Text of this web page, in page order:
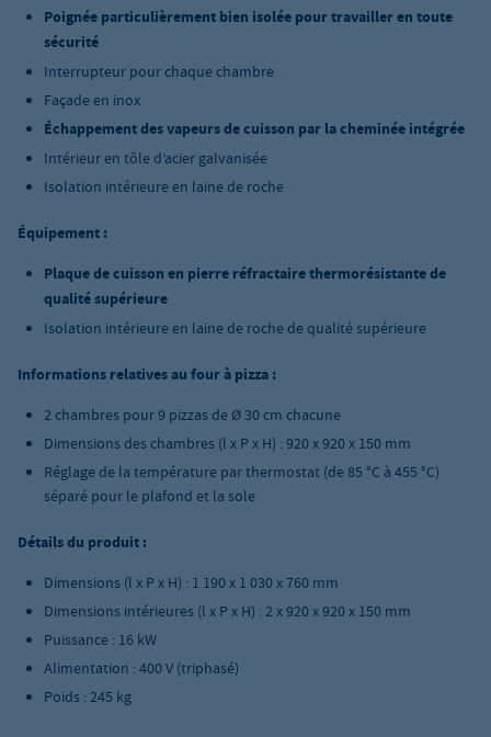
Poignée particulièrement bien isolée pour travailler en toute
sécurité
Interrupteur pour chaque chambre
Façade en inox
Échappement des vapeurs de cuisson par la cheminée intégrée
Intérieur en tôle d’acier galvanisée
Isolation intérieure en laine de roche
Équipement :
Plaque de cuisson en pierre réfractaire thermorésistante de
qualité supérieure
Isolation intérieure en laine de roche de qualité supérieure
Informations relatives au four à pizza :
2 chambres pour 9 pizzas de Ø 30 cm chacune
Dimensions des chambres (l x P x H) : 920 x 920 x 150 mm
Réglage de la température par thermostat (de 85 °C à 455 °C)
séparé pour le plafond et la sole
Détails du produit :
Dimensions (l x P x H) : 1 190 x 1 030 x 760 mm
Dimensions intérieures (l x P x H) : 2 x 920 x 920 x 150 mm
Puissance : 16 kW
Alimentation : 400 V (triphasé)
Poids : 245 kg